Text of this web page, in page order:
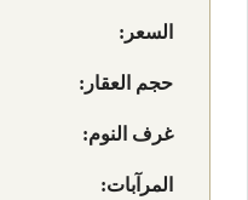
السعر:
حجم العقار:
غرف النوم:
المرآبات: